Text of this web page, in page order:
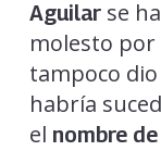
Aguilarse
molesto
tampoco
habría
el nombre